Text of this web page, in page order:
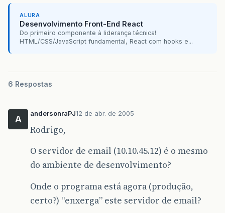
ALURA
Desenvolvimento Front-End React
Do primeiro componente à liderança técnica!
HTML/CSS/JavaScript fundamental, React com hooks e...
6 Respostas
A
andersonraPJ12 de abr. de 2005
Rodrigo,
O servidor de email (10.10.45.12) é o mesmo
do ambiente de desenvolvimento?
Onde o programa está agora (produção,
certo?) “enxerga” este servidor de email?